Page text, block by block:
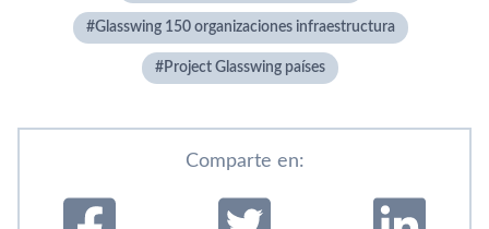
Glasswing 150 organizaciones infraestructura
Project Glasswing países
Comparte en: